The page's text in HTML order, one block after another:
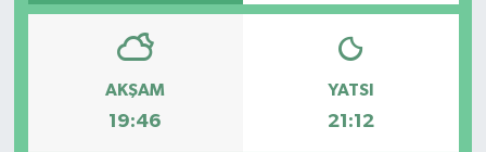
AKŞAM
19:46
YATSI
21:12